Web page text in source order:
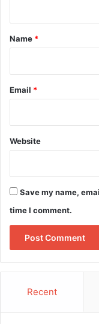
*
Name *
Email *
Website
Save my name,
time I comment.
Recent